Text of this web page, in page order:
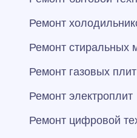
Ремонт
Ремонт стиральных
Ремонт газовых плит
Ремонт электроплит
Ремонт цифровой